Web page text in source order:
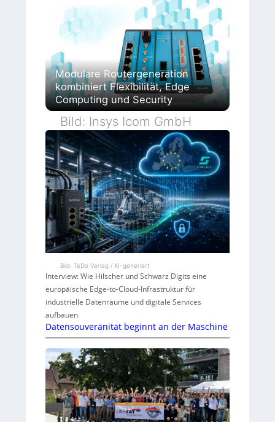
Modulare Routergeneration
kombiniert Flexibilität, Edge
Computing und Security
Bild: Insys Icom GmbH
Bild: TeDo Verlag / KI-generiert
Interview: Wie Hilscher und Schwarz Digits eine
europäische Edge-to-Cloud-Infrastruktur für
industrielle Datenräume und digitale Services
aufbauen
Datensouveränität beginnt an der Maschine